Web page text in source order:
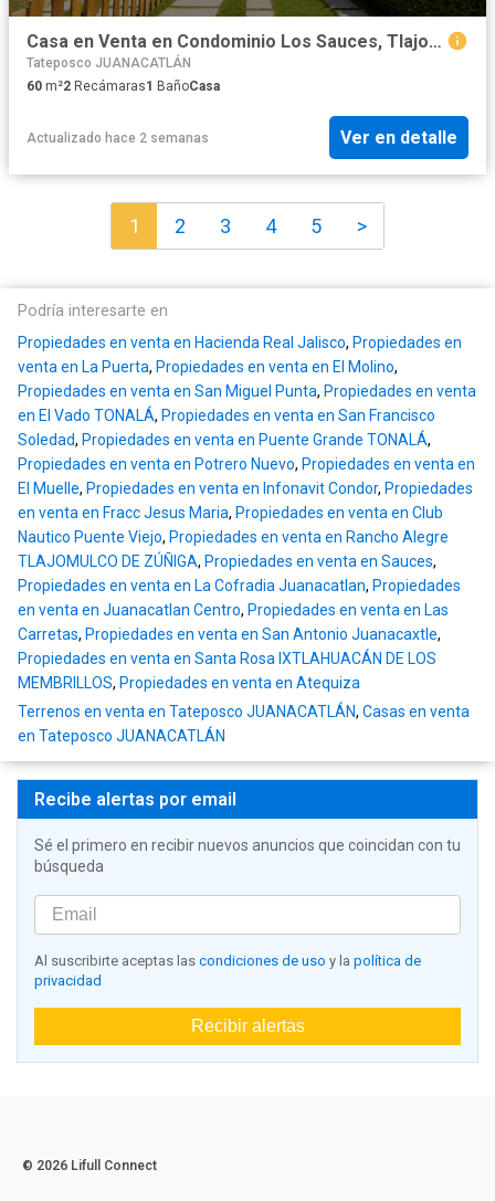
Casa en Venta en Condominio Los Sauces, Tlajomulco | Cerca del Aeropuerto y Zona Industrial de El Salto
Tateposco JUANACATLÁN
60 m²2 Recámaras1 BañoCasa
Actualizado hace 2 semanas Ver en detalle
1 2 3 4 5 >
Podría interesarte en
Propiedades en venta en Hacienda Real Jalisco, Propiedades en
venta en La Puerta, Propiedades en venta en El Molino,
Propiedades en venta en San Miguel Punta, Propiedades en venta
en El Vado TONALÁ, Propiedades en venta en San Francisco
Soledad, Propiedades en venta en Puente Grande TONALÁ,
Propiedades en venta en Potrero Nuevo, Propiedades en venta en
El Muelle, Propiedades en venta en Infonavit Condor, Propiedades
en venta en Fracc Jesus Maria, Propiedades en venta en Club
Nautico Puente Viejo, Propiedades en venta en Rancho Alegre
TLAJOMULCO DE ZÚÑIGA, Propiedades en venta en Sauces,
Propiedades en venta en La Cofradia Juanacatlan, Propiedades
en venta en Juanacatlan Centro, Propiedades en venta en Las
Carretas, Propiedades en venta en San Antonio Juanacaxtle,
Propiedades en venta en Santa Rosa IXTLAHUACÁN DE LOS
MEMBRILLOS, Propiedades en venta en Atequiza
Terrenos en venta en Tateposco JUANACATLÁN, Casas en venta
en Tateposco JUANACATLÁN
Recibe alertas por email
Sé el primero en recibir nuevos anuncios que coincidan con tu
búsqueda
Al suscribirte aceptas las condiciones de uso y la política de
privacidad
Recibir alertas
© 2026 Lifull Connect